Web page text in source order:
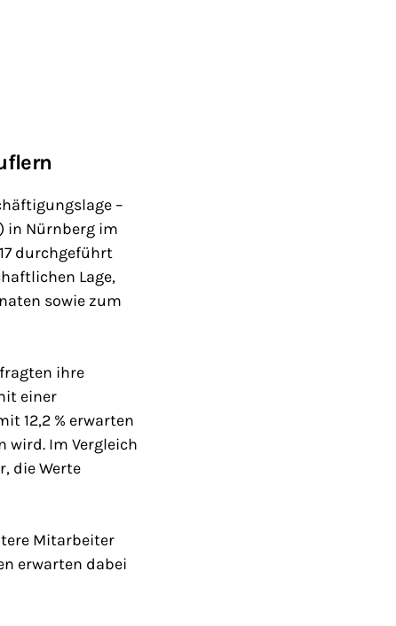
–
in Nürnberg im
durchgeführt
Lage,
sowie zum
ihre
einer
12,2 % erwarten
wird. Im Vergleich
die Werte
Mitarbeiter
erwarten dabei